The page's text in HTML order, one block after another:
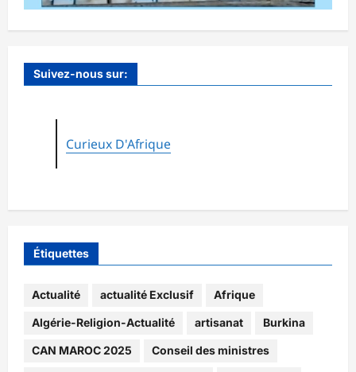
Suivez-nous sur:
Curieux D'Afrique
Étiquettes
Actualité actualité Exclusif Afrique
Algérie-Religion-Actualité artisanat Burkina
CAN MAROC 2025 Conseil des ministres